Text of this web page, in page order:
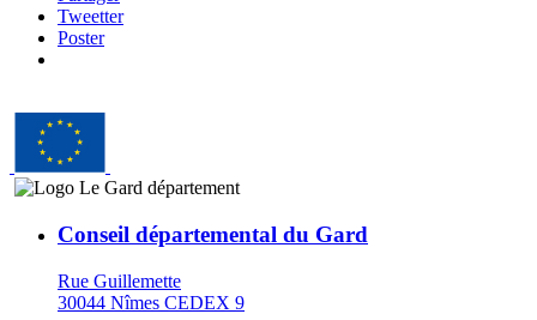
Tweetter
Poster
Conseil départemental du Gard
Rue Guillemette
30044 Nîmes CEDEX 9